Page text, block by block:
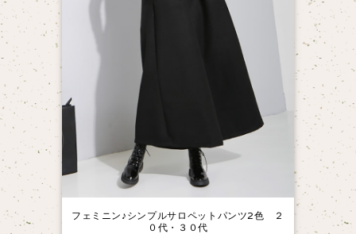
フェミニン♪シンプルサロペットパンツ2色 ２
０代・３０代